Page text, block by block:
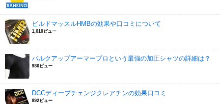
ビルドマッスルHMBの効果や口コミについて
1,010ビュー
バルクアップアーマープロという最強の加圧シャツの詳細は？
936ビュー
DCCディープチェンジクレアチンの効果口コミ
892ビュー